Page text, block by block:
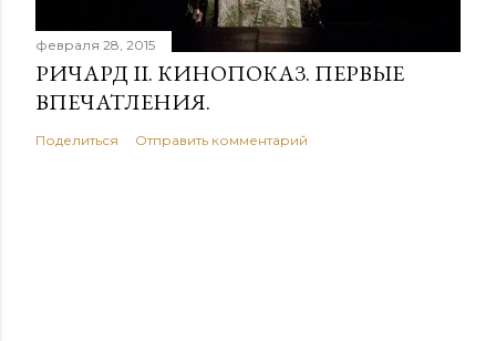
февраля 28, 2015
РИЧАРД II. КИНОПОКАЗ. ПЕРВЫЕ
ВПЕЧАТЛЕНИЯ.
Поделиться Отправить комментарий